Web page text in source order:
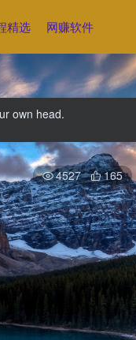
精选 网赚软件
own head.
4527 165